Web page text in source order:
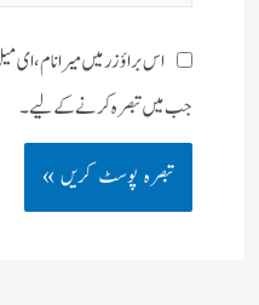
اس براؤزر میں میرا نام، ای
جب میں تبصرہ کرنے کےلیے۔